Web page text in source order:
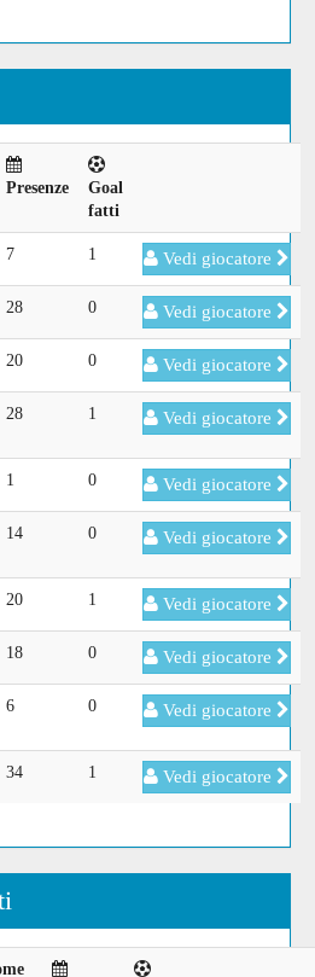
Presenze
Goal
fatti
7 1 Vedi giocatore
28 0 Vedi giocatore
20 0 Vedi giocatore
28 1 Vedi giocatore
1 0 Vedi giocatore
14 0 Vedi giocatore
20 1 Vedi giocatore
18 0 Vedi giocatore
6 0 Vedi giocatore
34 1 Vedi giocatore